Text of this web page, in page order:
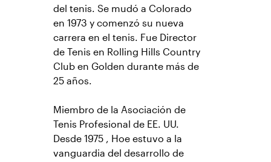
del tenis. Se mudó a Colorado
en 1973 y comenzó su nueva
carrera en el tenis. Fue Director
de Tenis en Rolling Hills Country
Club en Golden durante más de
25 años.
Miembro de la Asociación de
Tenis Profesional de EE. UU.
Desde 1975 , Hoe estuvo a la
vanguardia del desarrollo de